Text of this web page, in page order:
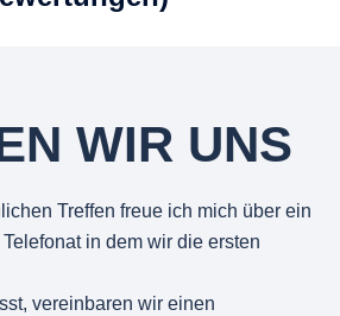
WIR UNS
Treffen freue ich mich über ein
in dem wir die ersten
vereinbaren wir einen